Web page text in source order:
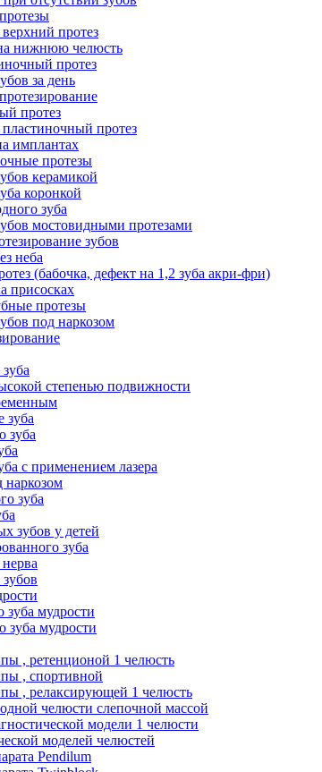
протез
нижнюю челюсть
протез
за день
протез
протез
имплантах
протезы
керамикой
коронкой
зуба
мостовидными протезами
зубов
неба
(бабочка, дефект на 1,2 зуба акри-фри)
присосках
протезы
под наркозом
степенью подвижности
зуба
зуба
с применением лазера
наркозом
зуба
зубов у детей
зуба
зуба мудрости
зуба мудрости
, ретенционой 1 челюсть
, спортивной
, релаксирующей 1 челюсть
челюсти слепочной массой
модели 1 челюсти
моделей челюстей
Pendilum